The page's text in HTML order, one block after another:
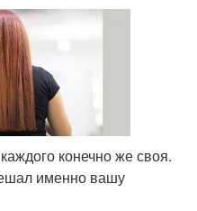
конечно же своя.
именно вашу